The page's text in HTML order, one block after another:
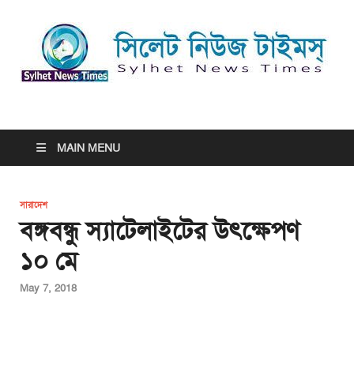
সিলেট নিউজ টাইমস্ | Sylhet
News Times
MAIN MENU
সারাদেশ
বঙ্গবন্ধু স্যাটেলাইটের উৎক্ষেপণ
১০ মে
May 7, 2018